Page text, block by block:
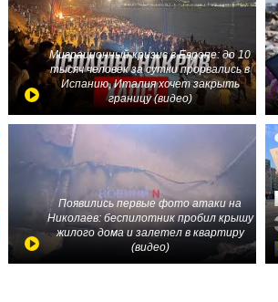
Миграционный кризис в Европе: до 10
тысяч человек за сутки прорвались в
Испанию, Италия хочет закрыть
границу (видео)
Появились первые фото атаки на
Николаев: беспилотник пробил крышу
жилого дома и залетел в квартиру
(видео)